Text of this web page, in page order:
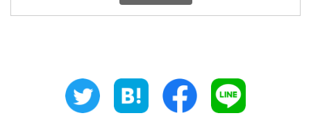
210円 三重県